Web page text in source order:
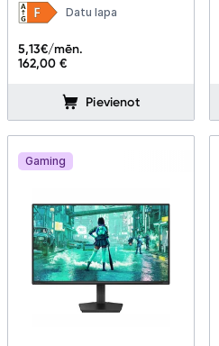
Datu lapa
162,00 €
5,13€/mēn.
Pievienot
Gaming